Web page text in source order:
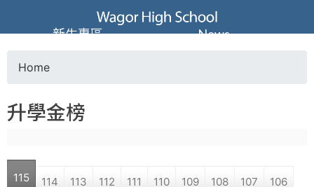
Jump to navigation
葳
格
高
中
o
u
Home
升學金榜
115 114 113 112 111 110 109 108 107 106
新生專區 News